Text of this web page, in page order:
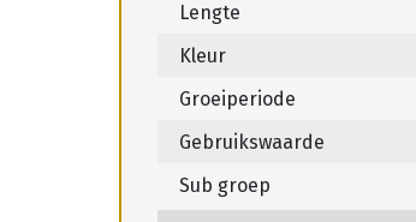
Lengte
Kleur
Groeiperiode
Gebruikswaarde
Sub groep